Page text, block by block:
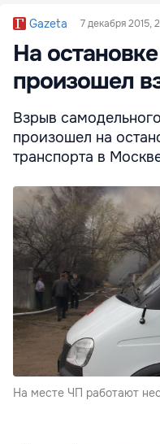
Gazeta 7 декабря 2015,
На
произошел
Взрыв
произошел на
транспорта в
На месте ЧП работают